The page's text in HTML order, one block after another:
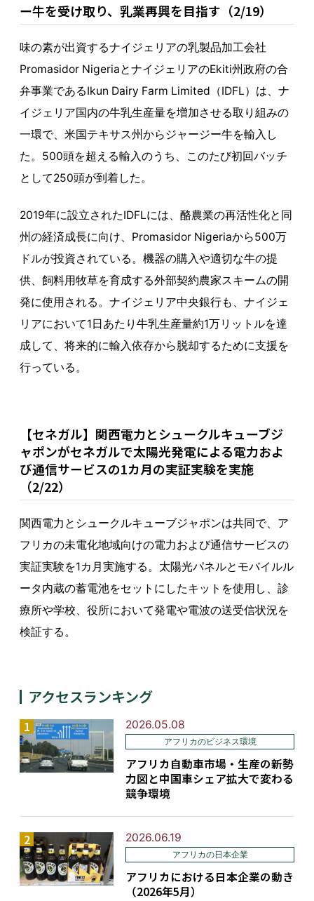
ー牛を受け取り、乳業再興を目指す（2/19）
味の素が出資するナイジェリアの乳製品加工会社
Promasidor NigeriaとナイジェリアのEkiti州政府の合
弁事業であるIkun Dairy Farm Limited（IDFL）は、ナ
イジェリア国内の牛乳生産量を増加させる取り組みの
一環で、米国テキサス州からジャージー牛を輸入し
た。500頭を超える輸入のうち、このたび初回バッチ
として250頭が到着した。
2019年に設立されたIDFLには、酪農業の再活性化と同
州の経済成長に向け、Promasidor Nigeriaから500万
ドルが投資されている。機器の購入や適切な牛の提
供、飼料用牧草を育成する外部契約農家スキームの開
発に使用される。ナイジェリア中央銀行も、ナイジェ
リアにおいて1日あたり牛乳生産量約1万リットルを達
成して、将来的に輸入依存から脱却するために支援を
行っている。
【セネガル】関西電力とシュークルキューブジ
ャポンがセネガルで太陽光発電による電力およ
び通信サービスの1カ月の実証実験を実施
（2/22）
関西電力とシュークルキューブジャポンは共同で、ア
フリカの未電化地域向けの電力および通信サービスの
実証実験を1カ月実施する。太陽光パネルとモバイルル
ータ内蔵の蓄電池をセットにしたキットを使用し、診
療所や学校、役所において発電や電波の送受信状況を
検証する。
アクセスランキング
2026.05.08
アフリカのビジネス環境
アフリカ自動車市場・生産の新勢
力図と中国車シェア拡大で変わる
競争環境
2026.06.19
アフリカの日本企業
アフリカにおける日本企業の動き
（2026年5月）